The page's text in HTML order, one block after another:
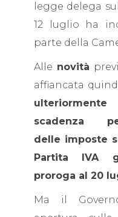
legge delega
12 luglio ha
parte della
Alle novità
affiancata
scadenza
delle imposte
Partita IVA
proroga al 20
Ma il